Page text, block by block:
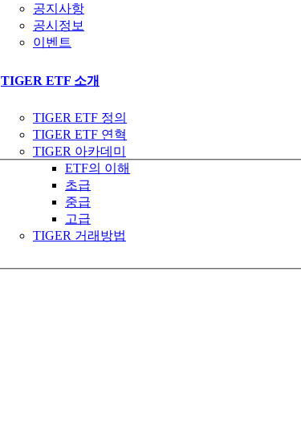
공지사항
공시정보
이벤트
TIGER ETF 소개
TIGER ETF 정의
TIGER ETF 연혁
TIGER 아카데미
ETF의 이해
초급
중급
고급
TIGER 거래방법